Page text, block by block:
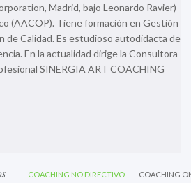
Madrid, bajo Leonardo Ravier)
(AACOP). Tiene formación en Gestión
de Calidad. Es estudioso autodidacta de
En la actualidad dirige la Consultora
SINERGIA ART COACHING
COACHING NO DIRECTIVO COACHING